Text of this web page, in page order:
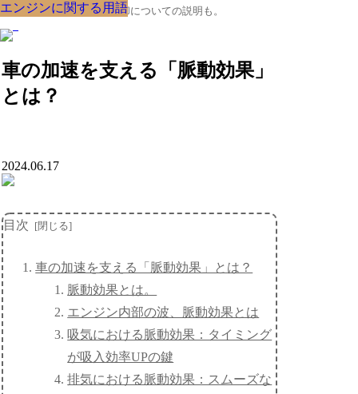
クルマの大辞典、購入･売却についての説明も。
車の加速を支える「脈動効果」
とは？
エンジンに関する用語
2024.06.17
目次
車の加速を支える「脈動効果」とは？
脈動効果とは。
エンジン内部の波、脈動効果とは
吸気における脈動効果：タイミング
が吸入効率UPの鍵
排気における脈動効果：スムーズな
エンジンに関する用語
エンジンに関する用語
エンジンに関する用語
エンジンに関する用語
エンジンに関する用語
エンジンに関する用語
エンジンに関する用語
エンジンに関する用語